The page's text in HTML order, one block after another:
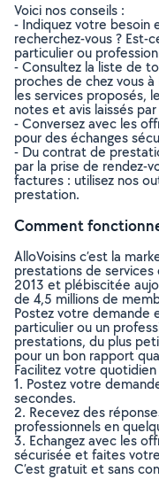
Voici nos conseils :
- Indiquez votre besoin
recherchez-vous ? Est-
particulier ou
- Consultez la liste de
proches de chez vous
les services proposés,
notes et avis laissés
- Conversez avec les
pour des échanges
- Du contrat de
par la prise de rendez-
factures : utilisez nos
prestation.
Comment
AlloVoisins c’est la
prestations de
2013 et plébiscitée
de 4,5 millions de
Postez votre demande
particulier ou un
prestations, du plus
pour un bon rapport
Facilitez votre
1. Postez votre
secondes.
2. Recevez des
professionnels en
3. Echangez avec les
sécurisée et faites
C’est gratuit et sans